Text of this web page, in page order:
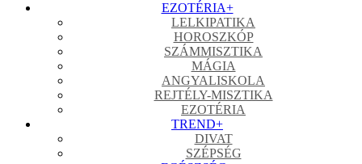
EZOTÉRIA+
LELKIPATIKA
HOROSZKÓP
SZÁMMISZTIKA
MÁGIA
ANGYALISKOLA
REJTÉLY-MISZTIKA
EZOTÉRIA
TREND+
DIVAT
SZÉPSÉG